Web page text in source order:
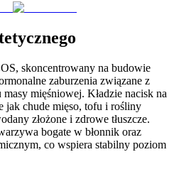
skoncentrowany na budowie
zaburzenia związane z
mięśniowej. Kładzie nacisk na
jak chude mięso, tofu i rośliny
złożone i zdrowe tłuszcze.
bogate w błonnik oraz
co wspiera stabilny poziom